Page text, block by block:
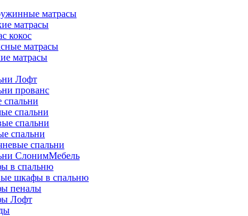
матрасы
матрасы
кокос
матрасы
матрасы
Лофт
прованс
спальни
спальни
спальни
спальни
спальни
СлонимМебель
в спальню
шкафы в спальню
пеналы
Лофт